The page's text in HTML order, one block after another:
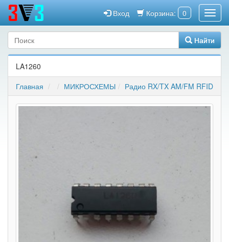
Корзина: 0
Вход
Найти
LA1260
Главная
МИКРОСХЕМЫ Радио RX/TX AM/FM RFID